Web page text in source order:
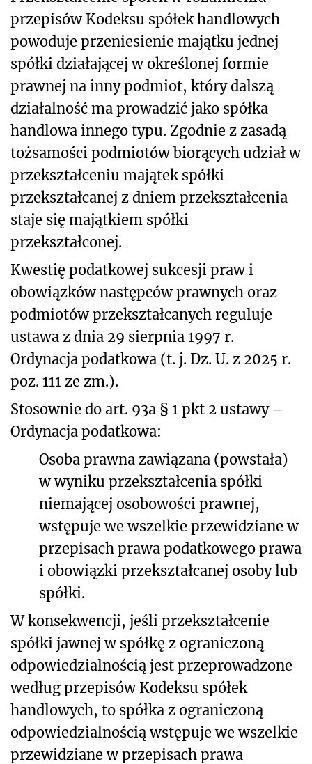
przepisów Kodeksu spółek handlowych
powoduje przeniesienie majątku jednej
spółki działającej w określonej formie
prawnej na inny podmiot, który dalszą
działalność ma prowadzić jako spółka
handlowa innego typu. Zgodnie z zasadą
tożsamości podmiotów biorących udział w
przekształceniu majątek spółki
przekształcanej z dniem przekształcenia
staje się majątkiem spółki
przekształconej.
Kwestię podatkowej sukcesji praw i
obowiązków następców prawnych oraz
podmiotów przekształcanych reguluje
ustawa z dnia 29 sierpnia 1997 r.
Ordynacja podatkowa (t. j. Dz. U. z 2025 r.
poz. 111 ze zm.).
Stosownie do art. 93a § 1 pkt 2 ustawy –
Ordynacja podatkowa:
Osoba prawna zawiązana (powstała)
w wyniku przekształcenia spółki
niemającej osobowości prawnej,
wstępuje we wszelkie przewidziane w
przepisach prawa podatkowego prawa
i obowiązki przekształcanej osoby lub
spółki.
W konsekwencji, jeśli przekształcenie
spółki jawnej w spółkę z ograniczoną
odpowiedzialnością jest przeprowadzone
według przepisów Kodeksu spółek
handlowych, to spółka z ograniczoną
odpowiedzialnością wstępuje we wszelkie
przewidziane w przepisach prawa